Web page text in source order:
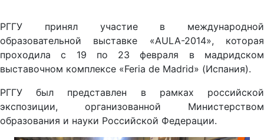
РГГУ принял участие в международной
образовательной выставке «AULA-2014», которая
проходила с 19 по 23 февраля в мадридском
выставочном комплексе «Feria de Madrid» (Испания).
РГГУ был представлен в рамках российской
экспозиции, организованной Министерством
образования и науки Российской Федерации.